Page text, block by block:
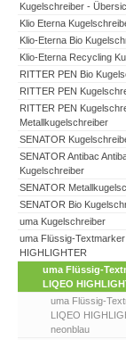
Kugelschreiber -
Klio Eterna
Klio-Eterna Bio
Klio-Eterna Recycling
RITTER PEN Bio
RITTER PEN
RITTER PEN
Metallkugelschreiber
SENATOR
SENATOR Antibac
Kugelschreiber
SENATOR
SENATOR Bio
uma Kugelschreiber
uma Flüssig-
HIGHLIGHTER
uma Flüssig-
LIQEO
uma Flüssig-
LIQEO
neonblau